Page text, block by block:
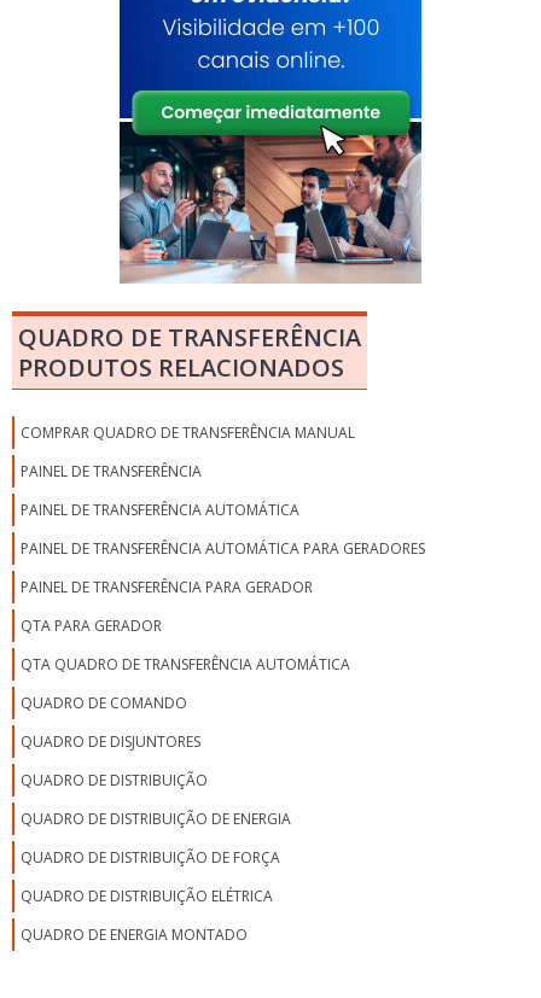
QUADRO DE TRANSFERÊNCIA
PRODUTOS RELACIONADOS
COMPRAR QUADRO DE TRANSFERÊNCIA MANUAL
PAINEL DE TRANSFERÊNCIA
PAINEL DE TRANSFERÊNCIA AUTOMÁTICA
PAINEL DE TRANSFERÊNCIA AUTOMÁTICA PARA GERADORES
PAINEL DE TRANSFERÊNCIA PARA GERADOR
QTA PARA GERADOR
QTA QUADRO DE TRANSFERÊNCIA AUTOMÁTICA
QUADRO DE COMANDO
QUADRO DE DISJUNTORES
QUADRO DE DISTRIBUIÇÃO
QUADRO DE DISTRIBUIÇÃO DE ENERGIA
QUADRO DE DISTRIBUIÇÃO DE FORÇA
QUADRO DE DISTRIBUIÇÃO ELÉTRICA
QUADRO DE ENERGIA MONTADO